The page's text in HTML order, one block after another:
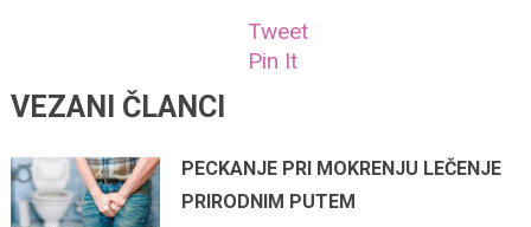
Tweet
Pin It
VEZANI ČLANCI
PECKANJE PRI MOKRENJU LEČENJE
PRIRODNIM PUTEM